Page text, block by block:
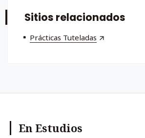
Sitios relacionados
Prácticas Tuteladas
En Estudios